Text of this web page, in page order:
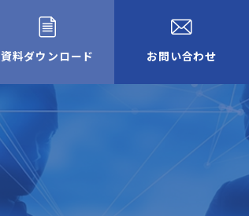
資料ダウンロード お問い合わせ